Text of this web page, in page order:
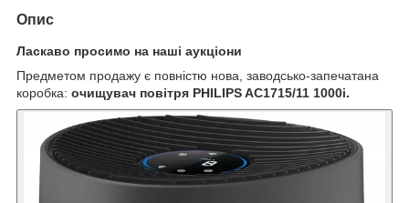
Опис
Ласкаво просимо на наші аукціони
Предметом продажу є повністю нова, заводсько-запечатана
коробка: очищувач повітря PHILIPS AC1715/11 1000i.